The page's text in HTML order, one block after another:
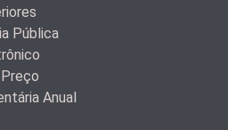
Pública
Anual